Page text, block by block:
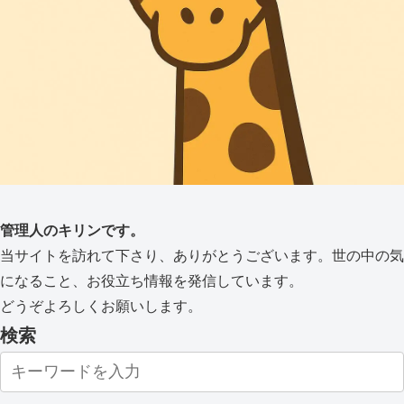
管理人のキリンです。
当サイトを訪れて下さり、ありがとうございます。世の中の気
になること、お役立ち情報を発信しています。
どうぞよろしくお願いします。
検索